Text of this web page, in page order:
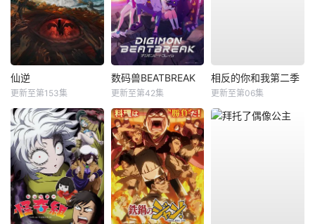
仙逆
更新至第153集
数码兽BEATBREAK
更新至第42集
相反的你和我第二季
更新至第06集